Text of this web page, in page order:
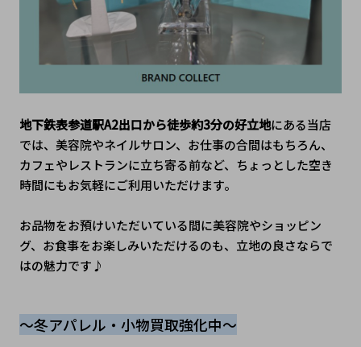
地下鉄表参道駅A2出口から徒歩約3分の好立地にある当店
では、美容院やネイルサロン、お仕事の合間はもちろん、
カフェやレストランに立ち寄る前など、ちょっとした空き
時間にもお気軽にご利用いただけます。
お品物をお預けいただいている間に美容院やショッピン
グ、お食事をお楽しみいただけるのも、立地の良さならで
はの魅力です♪
～冬アパレル・小物買取強化中～